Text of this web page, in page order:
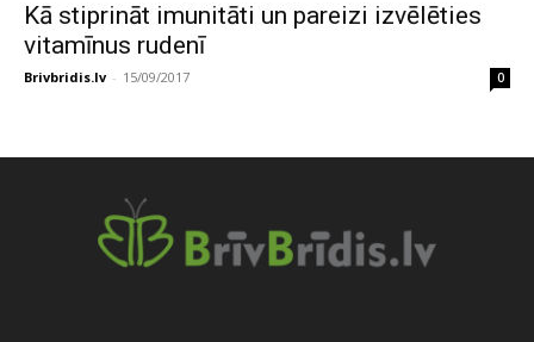
Kā stiprināt imunitāti un pareizi izvēlēties
vitamīnus rudenī
Brivbridis.lv - 15/09/2017 0